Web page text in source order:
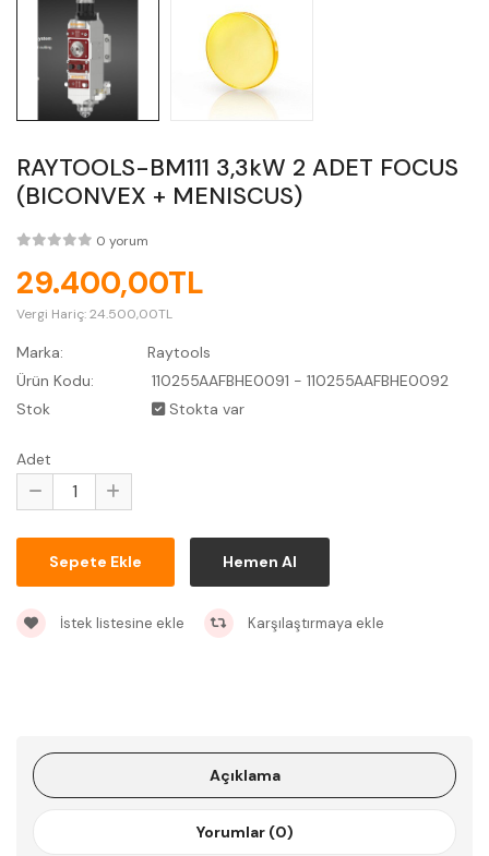
RAYTOOLS-BM111 3,3kW 2 ADET FOCUS
(BICONVEX + MENISCUS)
0 yorum
29.400,00TL
Vergi Hariç:24.500,00TL
Marka:
Raytools
Ürün Kodu:
110255AAFBHE0091 - 110255AAFBHE0092
Stok
Stokta var
Adet
İstek listesine ekle Karşılaştırmaya ekle
Açıklama
Yorumlar (0)